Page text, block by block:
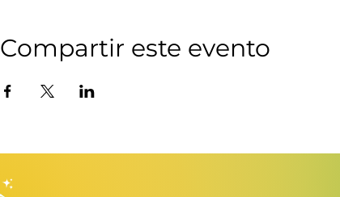
Compartir este evento